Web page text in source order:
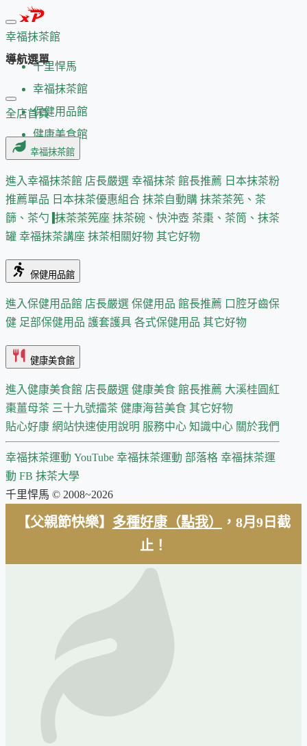
幸福抹茶館
千里悍馬
幸福抹茶館
保健用品館
健康美食館
導航選單
全店首頁
幸福抹茶館
進入幸福抹茶館 店長嚴選 幸福抹茶 館長推薦 日本抹茶粉
推薦單品 日本抹茶優惠組合 抹茶自動購 抹茶茶筅、茶
篩、茶勺 抹茶茶筅座 抹茶碗、快沖壺 茶棗、茶筒、抹茶
罐 幸福抹茶講座 抹茶相關好物 其它好物
保健用品館
進入保健用品館 店長嚴選 保健用品 館長推薦 口腔牙齒保
健 足部保健用品 護套護具 各式保健用品 其它好物
健康美食館
進入健康美食館 店長嚴選 健康美食 館長推薦 大溪桂圓紅
棗薑母茶 三十九號擂茶 健康海苔美食 其它好物
貼心好康 網站快速使用說明 服務中心 知識中心 關於我們
幸福抹茶運動 YouTube 幸福抹茶運動 部落格 幸福抹茶運
動 FB 抹茶大學
千里悍馬 © 2008~2026
【父親節快樂】 多種好康（點我）
，8月9日截
止！